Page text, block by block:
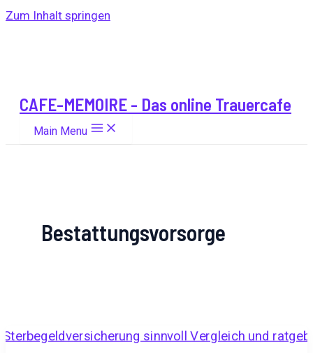
Zum Inhalt springen
CAFE-MEMOIRE - Das online Trauercafe
Main Menu
Bestattungsvorsorge